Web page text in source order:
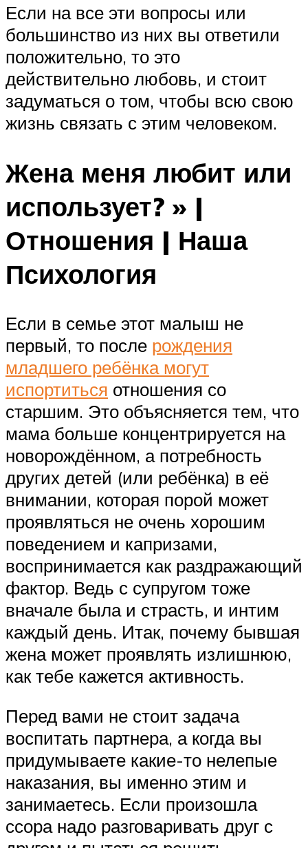
Если на все эти вопросы или
большинство из них вы ответили
положительно, то это
действительно любовь, и стоит
задуматься о том, чтобы всю свою
жизнь связать с этим человеком.
Жена меня любит или
использует? » |
Отношения | Наша
Психология
Если в семье этот малыш не
первый, то после рождения
младшего ребёнка могут
испортиться отношения со
старшим. Это объясняется тем, что
мама больше концентрируется на
новорождённом, а потребность
других детей (или ребёнка) в её
внимании, которая порой может
проявляться не очень хорошим
поведением и капризами,
воспринимается как раздражающий
фактор. Ведь с супругом тоже
вначале была и страсть, и интим
каждый день. Итак, почему бывшая
жена может проявлять излишнюю,
как тебе кажется активность.
Перед вами не стоит задача
воспитать партнера, а когда вы
придумываете какие-то нелепые
наказания, вы именно этим и
занимаетесь. Если произошла
ссора надо разговаривать друг с